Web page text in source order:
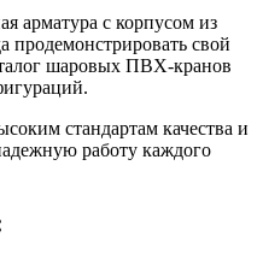
арматура с корпусом из
свой
шаровых ПВХ-кранов
стандартам качества и
работу каждого